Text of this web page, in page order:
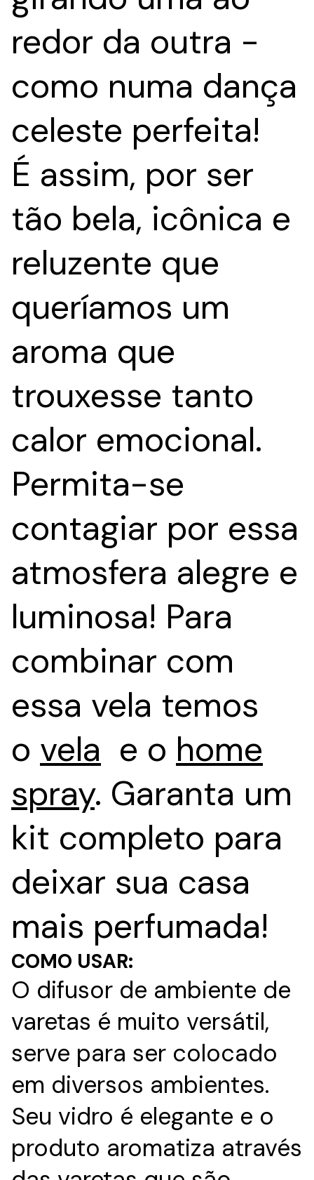
redor da outra -
como numa dança
celeste perfeita!
É assim, por ser
tão bela, icônica e
reluzente que
queríamos um
aroma que
trouxesse tanto
calor emocional.
Permita-se
contagiar por essa
atmosfera alegre e
luminosa! Para
combinar com
essa vela temos
o vela e o home
spray. Garanta um
kit completo para
deixar sua casa
mais perfumada!
COMO USAR:
O difusor de ambiente de
varetas é muito versátil,
serve para ser colocado
em diversos ambientes.
Seu vidro é elegante e o
produto aromatiza através